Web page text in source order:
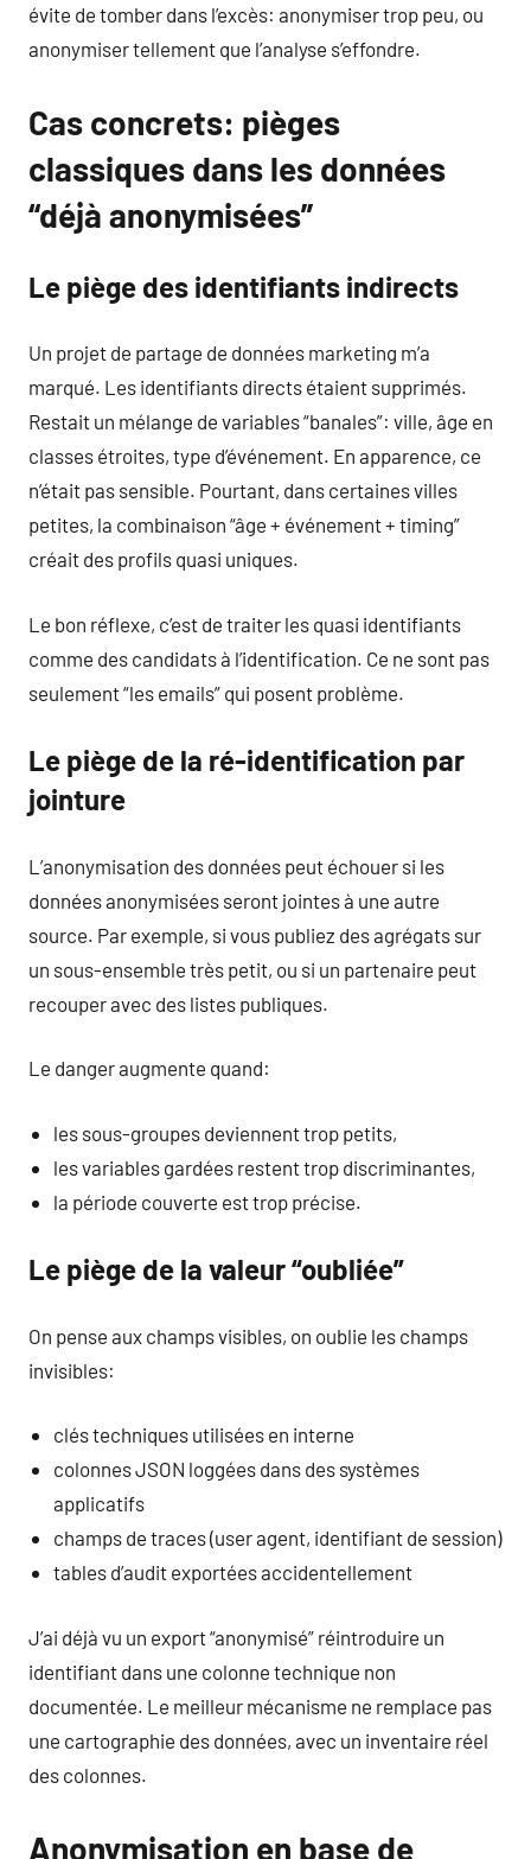
évite de tomber dans l’excès: anonymiser trop peu, ou
anonymiser tellement que l’analyse s’effondre.
Cas concrets: pièges
classiques dans les données
“déjà anonymisées”
Le piège des identifiants indirects
Un projet de partage de données marketing m’a
marqué. Les identifiants directs étaient supprimés.
Restait un mélange de variables “banales”: ville, âge en
classes étroites, type d’événement. En apparence, ce
n’était pas sensible. Pourtant, dans certaines villes
petites, la combinaison “âge + événement + timing”
créait des profils quasi uniques.
Le bon réflexe, c’est de traiter les quasi identifiants
comme des candidats à l’identification. Ce ne sont pas
seulement “les emails” qui posent problème.
Le piège de la ré-identification par
jointure
L’anonymisation des données peut échouer si les
données anonymisées seront jointes à une autre
source. Par exemple, si vous publiez des agrégats sur
un sous-ensemble très petit, ou si un partenaire peut
recouper avec des listes publiques.
Le danger augmente quand:
les sous-groupes deviennent trop petits,
les variables gardées restent trop discriminantes,
la période couverte est trop précise.
Le piège de la valeur “oubliée”
On pense aux champs visibles, on oublie les champs
invisibles:
clés techniques utilisées en interne
colonnes JSON loggées dans des systèmes
applicatifs
champs de traces (user agent, identifiant de session)
tables d’audit exportées accidentellement
J’ai déjà vu un export “anonymisé” réintroduire un
identifiant dans une colonne technique non
documentée. Le meilleur mécanisme ne remplace pas
une cartographie des données, avec un inventaire réel
des colonnes.
Anonymisation en base de